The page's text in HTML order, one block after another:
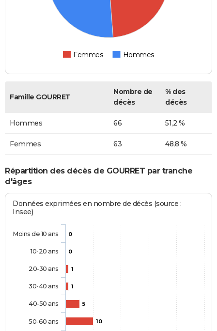
Femmes Hommes
Famille GOURRET
Nombre de
décès
% des
décès
Hommes 66 51,2 %
Femmes 63 48,8 %
Répartition des décès de GOURRET par tranche
d'âges
Données exprimées en nombre de décès (source :
Insee)
0
0
1
1
5
10
Moins de 10 ans
10-20 ans
20-30 ans
30-40 ans
40-50 ans
50-60 ans